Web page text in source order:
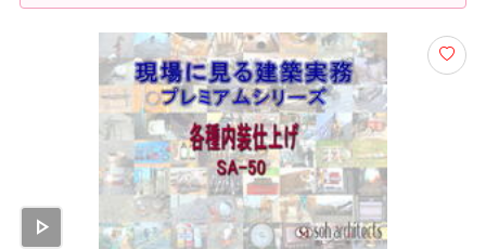
play_arrow